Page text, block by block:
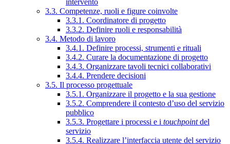
intervento
3.3. Competenze, ruoli e figure coinvolte
3.3.1. Coordinatore di progetto
3.3.2. Definire ruoli e responsabilità
3.4. Metodo di lavoro
3.4.1. Definire processi, strumenti e rituali
3.4.2. Curare la documentazione di progetto
3.4.3. Organizzare tavoli tecnici collaborativi
3.4.4. Prendere decisioni
3.5. Il processo progettuale
3.5.1. Organizzare il progetto e la sua gestione
3.5.2. Comprendere il contesto d’uso del servizio
pubblico
3.5.3. Progettare i processi e i touchpointdel
servizio
3.5.4. Realizzare l’interfaccia utente del servizio